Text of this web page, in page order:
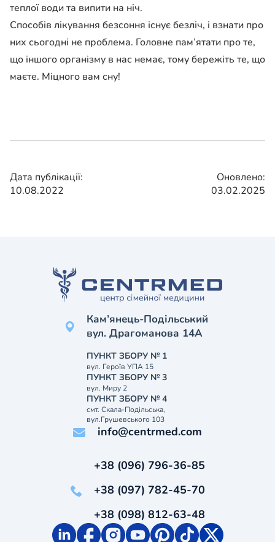
теплої води та випити на ніч.
Способів лікування безсоння існує безліч, і взнати про
них сьогодні не проблема. Головне пам’ятати про те,
що іншого організму в нас немає, тому бережіть те, що
маєте. Міцного вам сну!
Дата публікації:
10.08.2022
Оновлено:
03.02.2025
Кам’янець-Подільський
вул. Драгоманова 14А
ПУНКТ ЗБОРУ № 1
вул. Героїв УПА 15
ПУНКТ ЗБОРУ № 3
вул. Миру 2
ПУНКТ ЗБОРУ № 4
смт. Скала-Подільська,
вул.Грушевського 103
info@centrmed.com
+38 (096) 796-36-85
+38 (097) 782-45-70
+38 (098) 812-63-48